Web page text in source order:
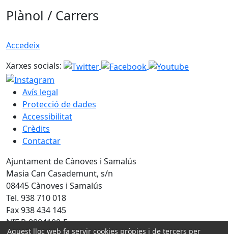
Plànol / Carrers
Accedeix
Xarxes socials:
Avís legal
Protecció de dades
Accessibilitat
Crèdits
Contactar
Ajuntament de Cànoves i Samalús
Masia Can Casademunt, s/n
08445 Cànoves i Samalús
Tel. 938 710 018
Fax 938 434 145
NIF P-0804100-F
Aquest lloc web fa servir cookies pròpies i de tercers per